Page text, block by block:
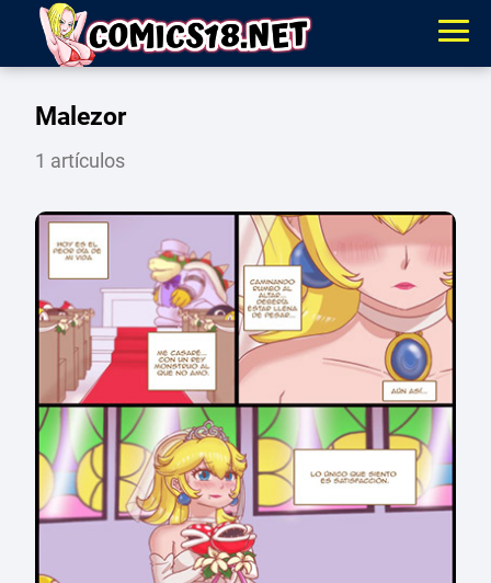
Malezor
1 artículos